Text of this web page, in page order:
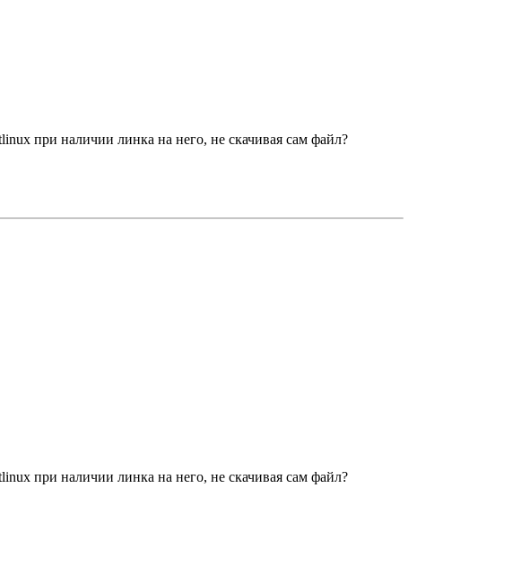
при наличии линка на него, не скачивая сам файл?
при наличии линка на него, не скачивая сам файл?